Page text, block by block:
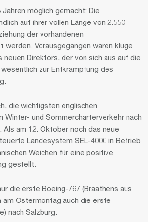
Jahren möglich gemacht: Die
auf ihrer vollen Länge von 2.550
der vorhandenen
Vorausgegangen waren kluge
neuen Direktors, der von sich aus auf die
zur Entkrampfung des
die wichtigsten englischen
Winter- und Sommercharterverkehr nach
Als am 12. Oktober noch das neue
Landesystem SEL-4000 in Betrieb
Weichen für eine positive
gestellt.
die erste Boeing-767 (Braathens aus
am Ostermontag auch die erste
nach Salzburg.